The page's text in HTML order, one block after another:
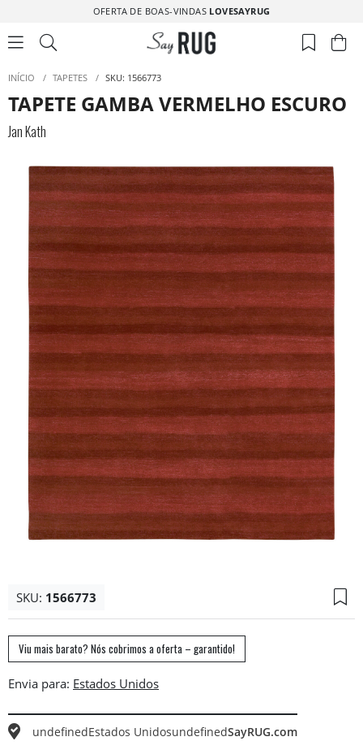
OFERTA DE BOAS-VINDAS LOVESAYRUG
INÍCIO / TAPETES / SKU: 1566773
TAPETE GAMBA VERMELHO
Jan Kath
SKU: 1566773
Viu mais barato? Nós cobrimos a oferta – garantido!
Envia para:
undefinedEstados UnidosundefinedSayRUG.com